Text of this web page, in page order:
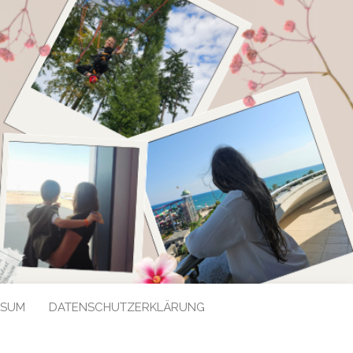
DATENSCHUTZERKLÄRUNG